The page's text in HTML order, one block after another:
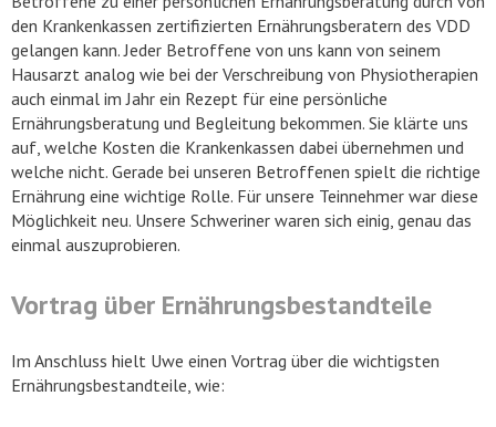
den Krankenkassen zertifizierten Ernährungsberatern des VDD
gelangen kann. Jeder Betroffene von uns kann von seinem
Hausarzt analog wie bei der Verschreibung von Physiotherapien
auch einmal im Jahr ein Rezept für eine persönliche
Ernährungsberatung und Begleitung bekommen. Sie klärte uns
auf, welche Kosten die Krankenkassen dabei übernehmen und
welche nicht. Gerade bei unseren Betroffenen spielt die richtige
Ernährung eine wichtige Rolle. Für unsere Teinnehmer war diese
Möglichkeit neu. Unsere Schweriner waren sich einig, genau das
einmal auszuprobieren.
Vortrag über Ernährungsbestandteile
Im Anschluss hielt Uwe einen Vortrag über die wichtigsten
Ernährungsbestandteile, wie: